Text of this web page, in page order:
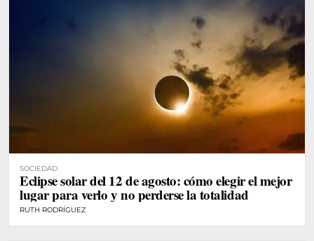
SOCIEDAD
Eclipse solar del 12 de agosto: cómo elegir el mejor
lugar para verlo y no perderse la totalidad
RUTH RODRÍGUEZ